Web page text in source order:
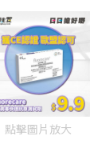
點擊圖片放大